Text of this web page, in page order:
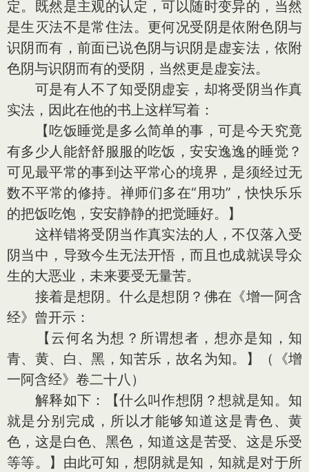
定。既然是主观的认定，可以随时变异的，当然
是生灭法不是常住法。更何况受阴是依附色阴与
识阴而有，前面已说色阴与识阴是虚妄法，依附
色阴与识阴而有的受阴，当然更是虚妄法。
可是有人不了知受阴虚妄，却将受阴当作真
实法，因此在他的书上这样写着：
【吃饭睡觉是多么简单的事，可是今天究竟
有多少人能舒舒服服的吃饭，安安逸逸的睡觉？
可见最平常的事到达平常心的境界，是须经过无
数不平常的修持。禅师们多在“用功”，快快乐乐
的把饭吃饱，安安静静的把觉睡好。】
这样错将受阴当作真实法的人，不仅落入受
阴当中，导致今生无法开悟，而且也成就误导众
生的大恶业，未来要受无量苦。
接着是想阴。什么是想阴？佛在《增一阿含
经》曾开示：
【云何名为想？所谓想者，想亦是知，知
青、黄、白、黑，知苦乐，故名为知。】（《增
一阿含经》卷二十八）
解释如下：【什么叫作想阴？想就是知。知
就是分别完成，所以才能够知道这是青色、黄
色，这是白色、黑色，知道这是苦受、这是乐受
等等。】由此可知，想阴就是知，知就是对于所